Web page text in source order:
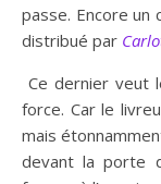
passe. Encore un
distribué par
Ce dernier veut
force. Car le
mais
devant la porte